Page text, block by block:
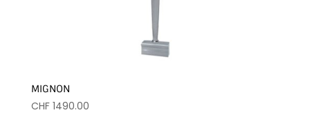
MIGNON
CHF1490.00